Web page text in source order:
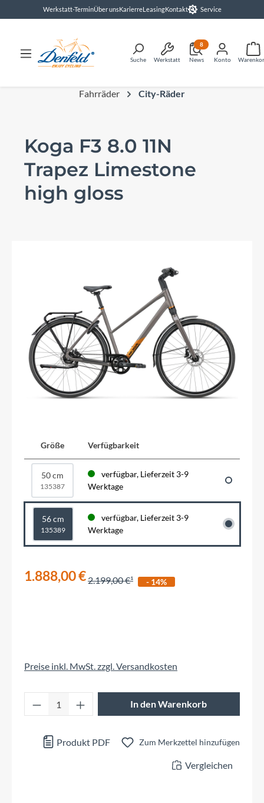
springenWerkstatt-TerminÜber unsKarierreLeasingKontakt Service
Suche Werkstatt News
8
Konto
Fahrräder City-Räder
Koga F3 8.0 11N
Trapez Limestone
high gloss
Größe Verfügbarkeit
50 cm
135387
verfügbar, Lieferzeit 3-9
Werktage
56 cm
135389
verfügbar, Lieferzeit 3-9
Werktage
1.888,00 €2.199,00 € - 14%
Preise inkl. MwSt. zzgl. Versandkosten
Produkt Anzahl: Gib den gewünschten
In den Warenkorb
Produkt PDF Zum Merkzettel hinzufügen
Vergleichen